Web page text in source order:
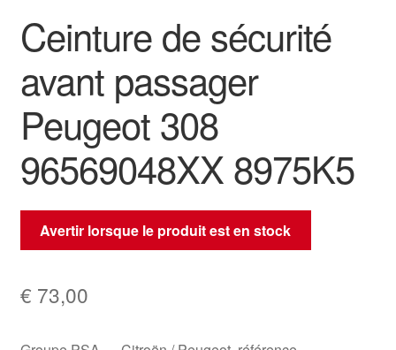
Ceinture de sécurité
avant passager
Peugeot 308
96569048XX 8975K5
Avertir lorsque le produit est en stock
€ 73,00